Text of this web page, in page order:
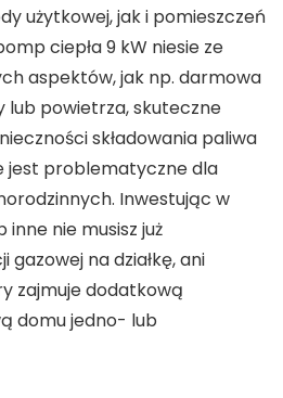
użytkowej, jak i pomieszczeń
ciepła 9 kW niesie ze
aspektów, jak np. darmowa
lub powietrza, skuteczne
składowania paliwa
jest problematyczne dla
Inwestując w
inne nie musisz już
na działkę, ani
zajmuje dodatkową
domu jedno- lub